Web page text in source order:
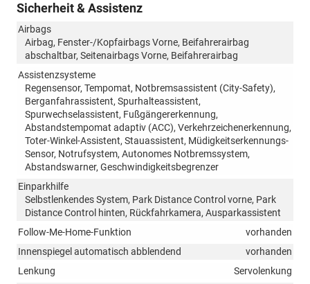
Sicherheit & Assistenz
Airbags
Airbag, Fenster-/Kopfairbags Vorne, Beifahrerairbag
abschaltbar, Seitenairbags Vorne, Beifahrerairbag
Assistenzsysteme
Regensensor, Tempomat, Notbremsassistent (City-Safety),
Berganfahrassistent, Spurhalteassistent,
Spurwechselassistent, Fußgängererkennung,
Abstandstempomat adaptiv (ACC), Verkehrzeichenerkennung,
Toter-Winkel-Assistent, Stauassistent, Müdigkeitserkennungs-
Sensor, Notrufsystem, Autonomes Notbremssystem,
Abstandswarner, Geschwindigkeitsbegrenzer
Einparkhilfe
Selbstlenkendes System, Park Distance Control vorne, Park
Distance Control hinten, Rückfahrkamera, Ausparkassistent
Follow-Me-Home-Funktion
vorhanden
Innenspiegel automatisch abblendend
vorhanden
Lenkung
Servolenkung